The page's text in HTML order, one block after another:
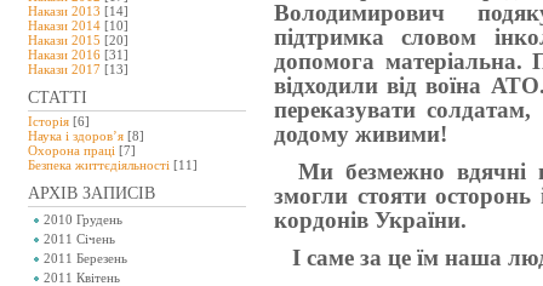
Накази 2013 [14]
Накази 2014 [10]
Накази 2015 [20]
Накази 2016 [31]
Накази 2017 [13]
СТАТТІ
Історія [6]
Наука і здоров’я [8]
Охорона праці [7]
Безпeка життєдіяльності [11]
АРХІВ ЗАПИСІВ
2010 Грудень
2011 Січень
2011 Березень
2011 Квітень
Володимирович
підтримка словом
допомога матеріальна.
відходили від воїна
переказувати
додому живими!
Ми безмежно вдячні
змогли стояти
кордонів України.
І саме за це їм наша